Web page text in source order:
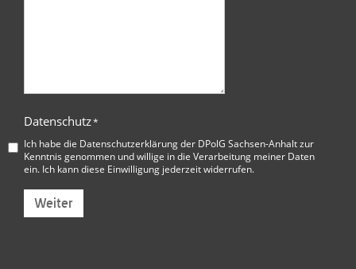
Datenschutz*
Ich habe die Datenschutzerklärung der DPolG Sachsen-Anhaltzur
Kenntnis genommen und willige in die Verarbeitung meiner Daten
ein. Ich kann diese Einwilligung jederzeit widerrufen.
Weiter